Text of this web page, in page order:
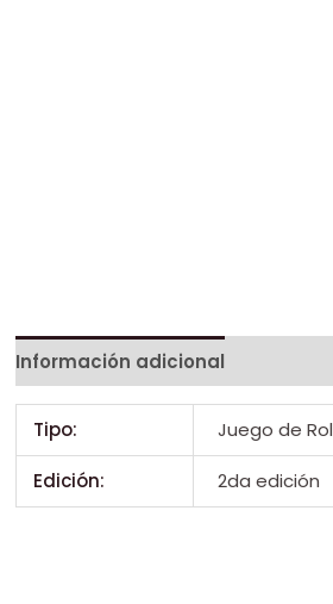
Información adicional
Tipo: Juego de Rol
Edición: 2da edición